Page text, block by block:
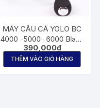
MÁY CÂU CÁ YOLO BC
4000 -5000- 6000 Black
Cracker
390,000₫
THÊM VÀO GIỎ HÀNG